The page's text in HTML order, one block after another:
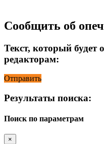
Сообщить об
Текст, который
редакторам:
Отправить
Результаты поиска:
Поиск по параметрам
×